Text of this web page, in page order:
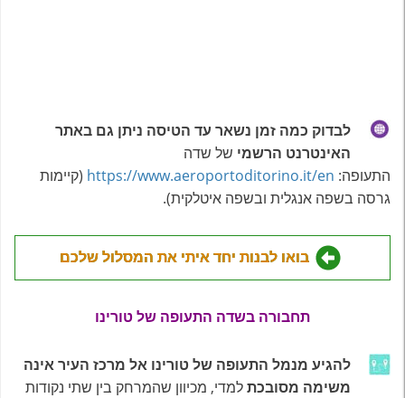
לבדוק כמה זמן נשאר עד הטיסה ניתן גם באתר
האינטרנט הרשמי של שדה
התעופה: https://www.aeroportoditorino.it/en (קיימות
גרסה בשפה אנגלית ובשפה איטלקית).
בואו לבנות יחד איתי את המסלול שלכם
תחבורה בשדה התעופה של טורינו
להגיע מנמל התעופה של טורינו אל מרכז העיראינה
משימה מסובכתלמדי, מכיוון שהמרחק בין שתי נקודות